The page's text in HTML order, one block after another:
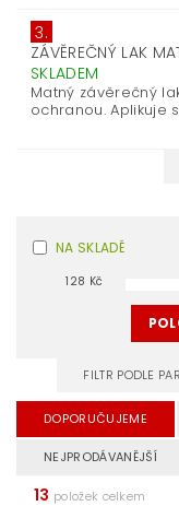
3.
ZÁVĚREČNÝ LAK
SKLADEM
Matný závěrečný
ochranou. Aplikuje
NA SKLADĚ
128 Kč
FILTR PODLE
DOPORUČUJEME
NEJPRODÁVANĚJŠÍ
13 položek celkem